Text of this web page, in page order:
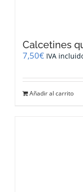
Calcetines
7,50€ IVA
Añadir al carrito